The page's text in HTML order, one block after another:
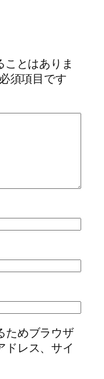
とはありま
須項目です
ためブラウザ
ドレス、サイ